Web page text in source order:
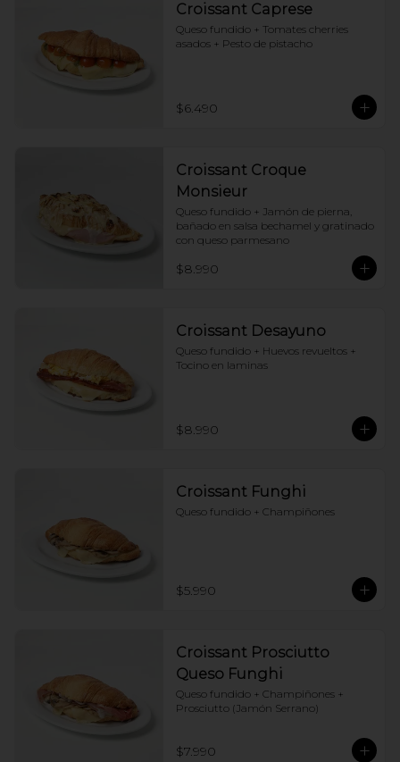
Croissant Caprese
Queso fundido + Tomates cherries
asados + Pesto de pistacho
$6.490
Croissant Croque
Monsieur
Queso fundido + Jamón de pierna,
bañado en salsa bechamel y gratinado
con queso parmesano
$8.990
Croissant Desayuno
Queso fundido + Huevos revueltos +
Tocino en laminas
$8.990
Croissant Funghi
Queso fundido + Champiñones
$5.990
Croissant Prosciutto
Queso Funghi
Queso fundido + Champiñones +
Prosciutto (Jamón Serrano)
$7.990